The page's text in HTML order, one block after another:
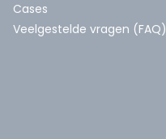
Cases
Veelgestelde vragen (FAQ)